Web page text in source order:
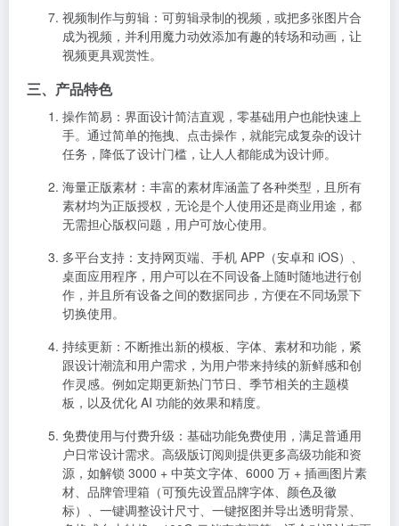
海量正版素材：丰富的素材库涵盖了各种类型，且所有
素材均为正版授权，无论是个人使用还是商业用途，都
无需担心版权问题，用户可放心使用。
多平台支持
桌面应用程序，用户可以在不同设备上随时随地进行创
作，并且所有设备之间的数据同步，方便在不同场景下
切换使用。
持续更新：不断推出新的模板、字体、素材和功能，紧
跟设计潮流和用户需求，为用户带来持续的新鲜感和创
作灵感。例如定期更新热门节日、季节相关的主题模
免费使用与付费升级：基础功能免费使用，满足普通用
户日常设计需求。高级版订阅则提供更多高级功能和资
源，如解锁 3000 + 中英文字体、6000 万 + 插画图片素
标）、一键调整设计尺寸、一键抠图并导出透明背景、
多格式自由转换、100G 云储存空间等，适合对设计有更
高要求的专业人士和企业用户。
市场营销人员：需要快速制作海报、广告、社交媒体图
片、宣传册等营销素材，Canva 可画丰富的模板和便捷
操作能大大提高工作效率，帮助他们迅速将创意转化为
吸引人的视觉内容，用于品牌推广和产品宣传。